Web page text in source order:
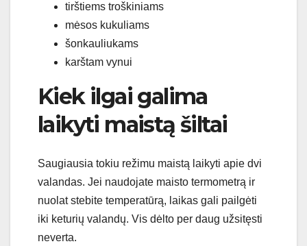
tirštiems troškiniams
mėsos kukuliams
šonkauliukams
karštam vynui
Kiek ilgai galima
laikyti maistą šiltai
Saugiausia tokiu režimu maistą laikyti apie dvi
valandas. Jei naudojate maisto termometrą ir
nuolat stebite temperatūrą, laikas gali pailgėti
iki keturių valandų. Vis dėlto per daug užsitęsti
neverta.